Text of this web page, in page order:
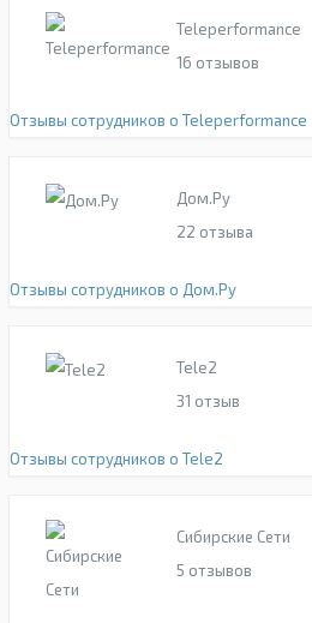
Teleperformance
16 отзывов
Отзывы сотрудников о Teleperformance
Дом.Ру
22 отзыва
Отзывы сотрудников о Дом.Ру
Tele2
31 отзыв
Отзывы сотрудников о Tele2
Сибирские Сети
5 отзывов